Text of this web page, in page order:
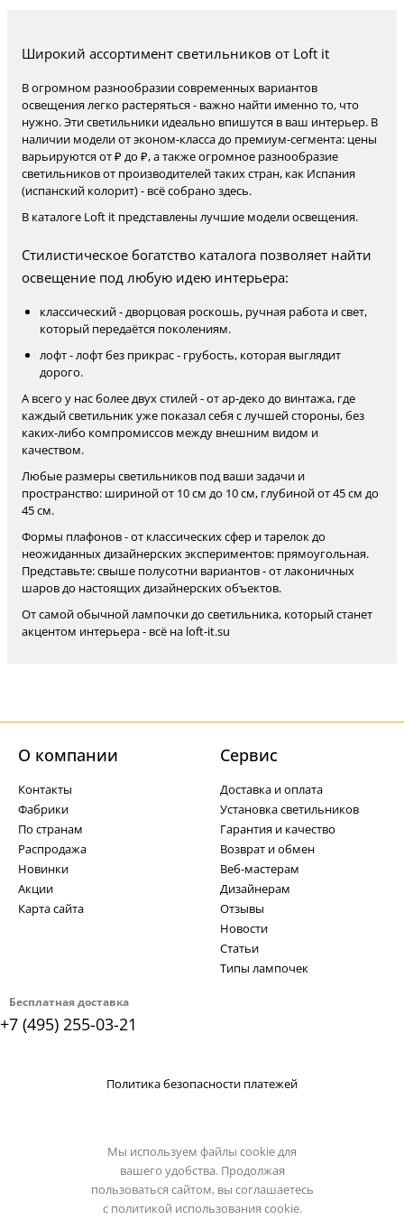
Широкий ассортимент светильников от Loft it
В огромном разнообразии современных вариантов
освещения легко растеряться - важно найти именно то, что
нужно. Эти светильники идеально впишутся в ваш интерьер. В
наличии модели от эконом-класса до премиум-сегмента: цены
варьируются от ₽ до ₽, а также огромное разнообразие
светильников от производителей таких стран, как Испания
(испанский колорит) - всё собрано здесь.
В каталоге Loft it представлены лучшие модели освещения.
Стилистическое богатство каталога позволяет найти
освещение под любую идею интерьера:
классический - дворцовая роскошь, ручная работа и свет,
который передаётся поколениям.
лофт - лофт без прикрас - грубость, которая выглядит
дорого.
А всего у нас более двух стилей - от ар-деко до винтажа, где
каждый светильник уже показал себя с лучшей стороны, без
каких-либо компромиссов между внешним видом и
качеством.
Любые размеры светильников под ваши задачи и
пространство: шириной от 10 см до 10 см, глубиной от 45 см до
45 см.
Формы плафонов - от классических сфер и тарелок до
неожиданных дизайнерских экспериментов: прямоугольная.
Представьте: свыше полусотни вариантов - от лаконичных
шаров до настоящих дизайнерских объектов.
От самой обычной лампочки до светильника, который станет
акцентом интерьера - всё на loft-it.su
Бесплатная доставка
+7 (495) 255-03-21
О компании
Контакты
Фабрики
По странам
Распродажа
Новинки
Акции
Карта сайта
Cервис
Доставка и оплата
Установка светильников
Гарантия и качество
Возврат и обмен
Веб-мастерам
Дизайнерам
Отзывы
Новости
Статьи
Типы лампочек
Политика безопасности платежей
Мы используем файлы cookie для
вашего удобства. Продолжая
пользоваться сайтом, вы соглашаетесь
с политикой использования cookie.